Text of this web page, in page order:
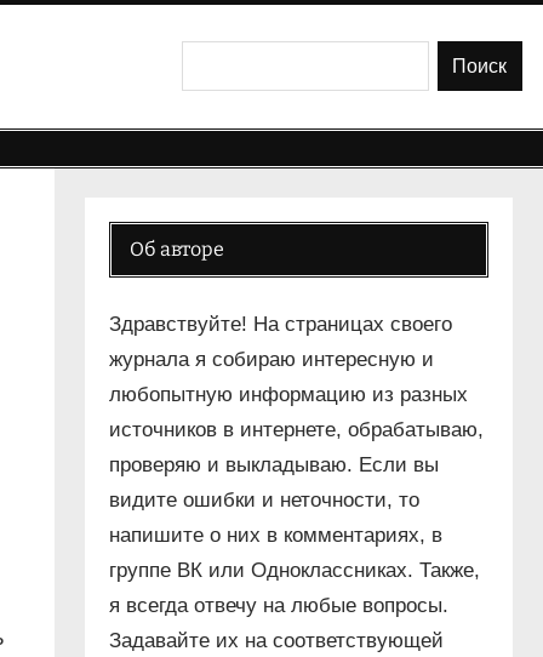
Поиск
Об авторе
Здравствуйте! На страницах своего
журнала я собираю интересную и
любопытную информацию из разных
источников в интернете, обрабатываю,
проверяю и выкладываю. Если вы
видите ошибки и неточности, то
напишите о них в комментариях, в
группе ВК или Одноклассниках. Также,
я всегда отвечу на любые вопросы.
Задавайте их на соответствующей